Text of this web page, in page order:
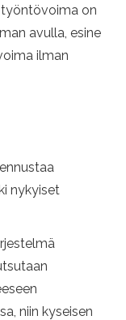
työntövoima on
avulla, esine
ilman
nykyiset
niin kyseisen